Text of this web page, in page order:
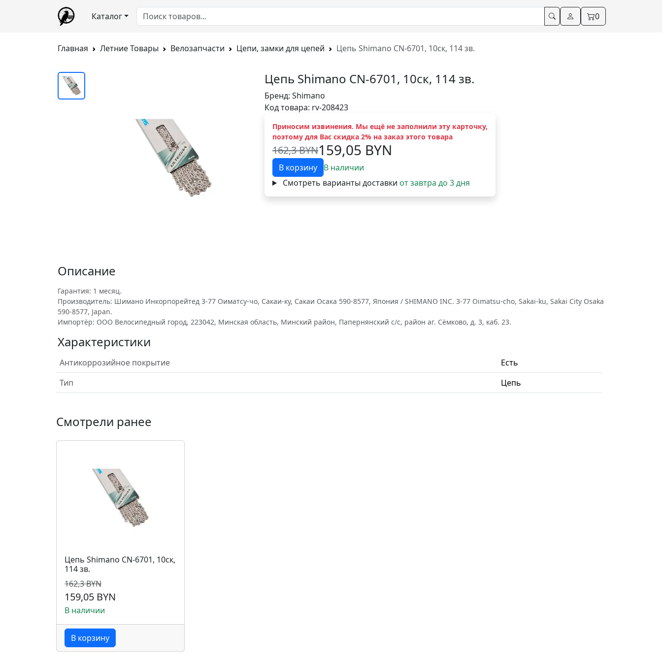
Каталог 0
Главная Летние Товары Велозапчасти Цепи, замки для цепей Цепь Shimano CN-6701, 10ск, 114 зв.
Цепь Shimano CN-6701, 10ск, 114 зв.
Бренд: Shimano
Код товара: rv-208423
Приносим извинения. Мы ещё не заполнили эту карточку,
поэтому для Вас скидка 2% на заказ этого товара
162,3 BYN159,05 BYN
В корзину
В наличии
Смотреть варианты доставки от завтра до 3 дня
Описание
Гарантия: 1 месяц.
Производитель: Шимано Инкорпорейтед 3-77 Оиматсу-чо, Сакаи-ку, Сакаи Осака 590-8577, Япония / SHIMANO INC. 3-77 Oimatsu-cho, Sakai-ku, Sakai City Osaka
590-8577, Japan.
Импортёр: ООО Велосипедный город, 223042, Минская область, Минский район, Папернянский с/с, район аг. Сёмково, д. 3, каб. 23.
Характеристики
Антикоррозийное покрытие
Есть
Тип
Цепь
Смотрели ранее
Цепь Shimano CN-6701, 10ск,
114 зв.
162,3 BYN
159,05 BYN
В наличии
В корзину